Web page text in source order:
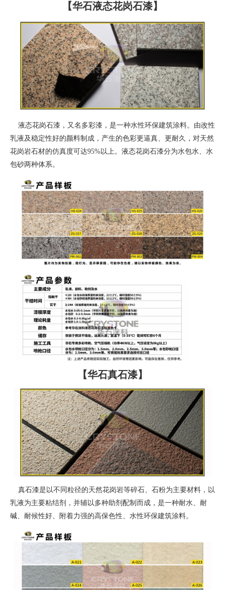
【华石液态花岗石漆】
液态花岗石漆，又名多彩漆，是一种水性环保建筑涂料。由改性
乳液及稳定性好的颜料制成，产生的色彩更逼真、更耐久，对天然
花岗岩石材的仿真度可达95%以上。液态花岗石漆分为水包水、水
包砂两种体系。
【华石真石漆】
真石漆是以不同粒径的天然花岗岩等碎石、石粉为主要材料，以
乳液为主要粘结剂，并辅以多种助剂配制而成，是一种耐水、耐
碱、耐候性好、附着力强的高保色性、水性环保建筑涂料。